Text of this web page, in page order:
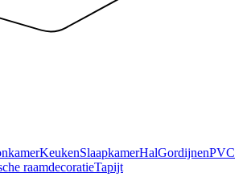
KeukenSlaapkamerHalGordijnenPVC
raamdecoratieTapijt